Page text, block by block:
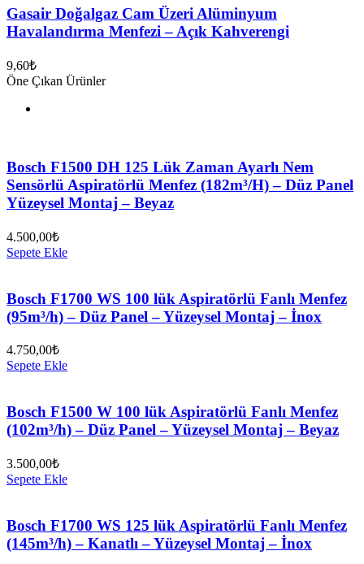
Gasair Doğalgaz Cam Üzeri Alüminyum
Havalandırma Menfezi – Açık Kahverengi
9,60₺
Öne Çıkan Ürünler
Bosch F1500 DH 125 Lük Zaman Ayarlı Nem
Sensörlü Aspiratörlü Menfez (182m³/H) – Düz Panel
Yüzeysel Montaj – Beyaz
4.500,00₺
Sepete Ekle
Bosch F1700 WS 100 lük Aspiratörlü Fanlı Menfez
(95m³/h) – Düz Panel – Yüzeysel Montaj – İnox
4.750,00₺
Sepete Ekle
Bosch F1500 W 100 lük Aspiratörlü Fanlı Menfez
(102m³/h) – Düz Panel – Yüzeysel Montaj – Beyaz
3.500,00₺
Sepete Ekle
Bosch F1700 WS 125 lük Aspiratörlü Fanlı Menfez
(145m³/h) – Kanatlı – Yüzeysel Montaj – İnox